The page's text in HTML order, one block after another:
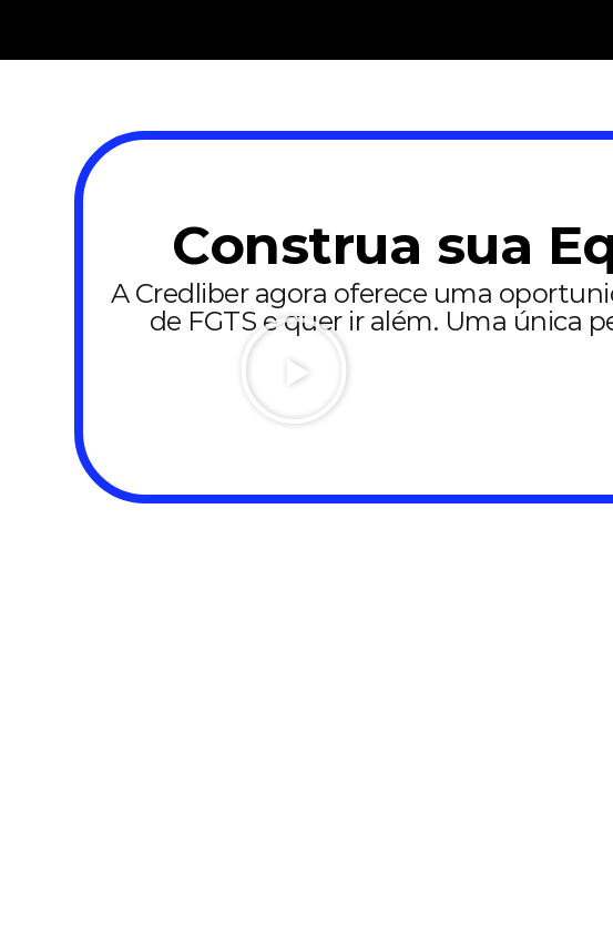
Construa sua
A Credliber agora oferece uma
de FGTS e quer ir além. Uma única